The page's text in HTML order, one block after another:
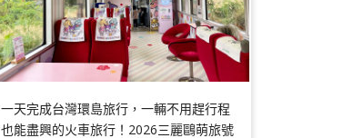
一天完成台灣環島旅行，一輛不用趕行程
也能盡興的火車旅行！2026三麗鷗萌旅號